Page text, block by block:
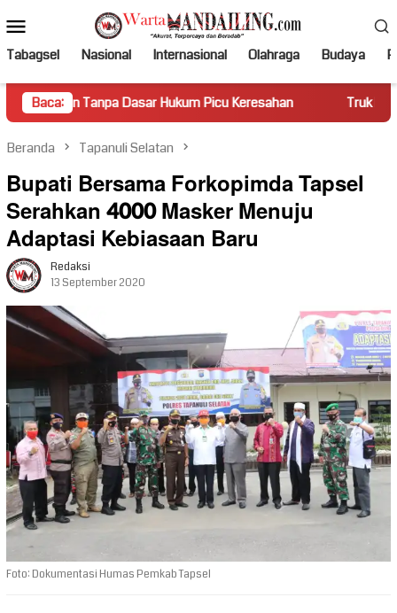
ke
kontenMobile
Tabagsel Nasional Internasional Olahraga Budaya
Baca:
Dasar Hukum Picu Keresahan Truk Miring Hambat Arus
Beranda Tapanuli Selatan
Bupati Bersama Forkopimda Tapsel
Serahkan 4000 Masker Menuju
Adaptasi Kebiasaan Baru
Redaksi
13 September 2020
Foto: Dokumentasi Humas Pemkab Tapsel